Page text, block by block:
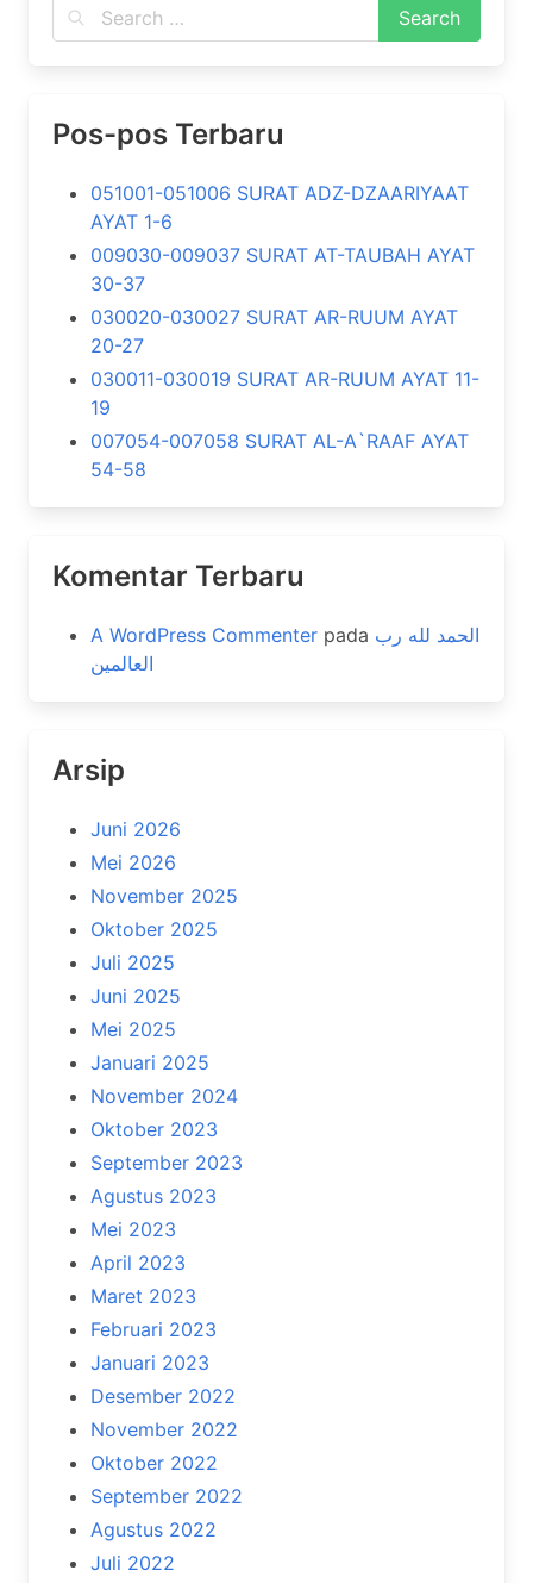
Pos-pos Terbaru
051001-051006 SURAT ADZ-DZAARIYAAT
AYAT 1-6
009030-009037 SURAT AT-TAUBAH AYAT
30-37
030020-030027 SURAT AR-RUUM AYAT
20-27
030011-030019 SURAT AR-RUUM AYAT 11-
19
007054-007058 SURAT AL-A`RAAF AYAT
54-58
Komentar Terbaru
A WordPress Commenter pada الحمد لله رب
العالمين
Arsip
Juni 2026
Mei 2026
November 2025
Oktober 2025
Juli 2025
Juni 2025
Mei 2025
Januari 2025
November 2024
Oktober 2023
September 2023
Agustus 2023
Mei 2023
April 2023
Maret 2023
Februari 2023
Januari 2023
Desember 2022
November 2022
Oktober 2022
September 2022
Agustus 2022
Juli 2022